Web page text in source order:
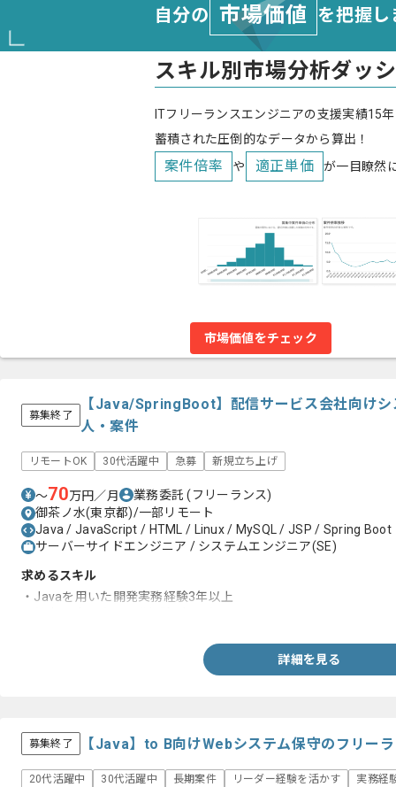
自分の 市場価値 を把握
スキル別市場分析ダッ
ITフリーランスエンジニアの支援実績15
蓄積された圧倒的なデータから算出！
案件倍率 や 適正単価 が一目瞭然
市場価値をチェック
募集終了
【Java/SpringBoot】配信サービス会社向けシ
人・案件
リモートOK 30代活躍中 急募 新規立ち上げ
〜70万円／月 業務委託(フリーランス)
御茶ノ水(東京都)/一部リモート
Java / JavaScript / HTML / Linux / MySQL / JSP / Spring Boot
サーバーサイドエンジニア / システムエンジニア(SE)
求めるスキル
・Javaを用いた開発実務経験3年以上
詳細を見る
募集終了 【Java】to B向けWebシステム保守のフリー
20代活躍中 30代活躍中 長期案件 リーダー経験を活かす 実務経